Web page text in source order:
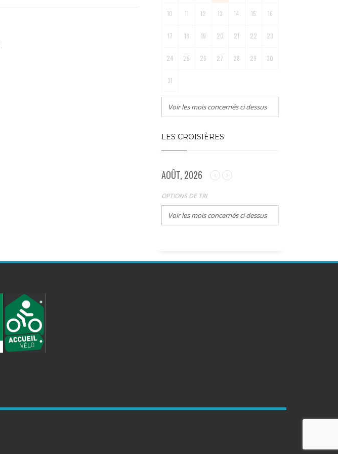
10 11 12 13 14 15 16
17 18 19 20 21 22 23
24 25 26 27 28 29 30
31
Voir les mois concernés ci dessus
LES CROISIÈRES
AOÛT, 2026
OPTIONS DE TRI
Voir les mois concernés ci dessus